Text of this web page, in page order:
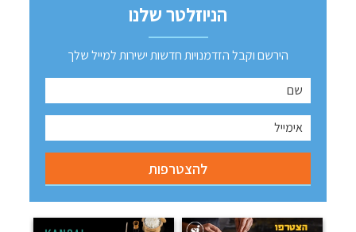
הניוזלטר שלנו
הירשם וקבל הזדמנויות חדשות ישירות למייל שלך